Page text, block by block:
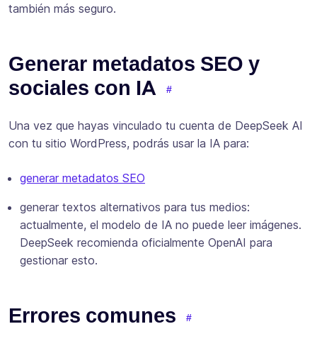
también más seguro.
Generar metadatos SEO y
sociales con IA
Una vez que hayas vinculado tu cuenta de DeepSeek AI
con tu sitio WordPress, podrás usar la IA para:
generar metadatos SEO
generar textos alternativos para tus medios:
actualmente, el modelo de IA no puede leer imágenes.
DeepSeek recomienda oficialmente OpenAI para
gestionar esto.
Errores comunes